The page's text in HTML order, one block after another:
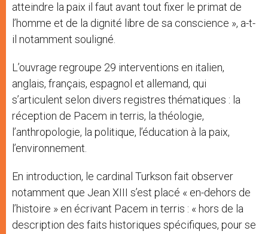
atteindre la paix il faut avant tout fixer le primat de
l’homme et de la dignité libre de sa conscience », a-t-
il notamment souligné.
L’ouvrage regroupe 29 interventions en italien,
anglais, français, espagnol et allemand, qui
s’articulent selon divers registres thématiques : la
réception de Pacem in terris, la théologie,
l’anthropologie, la politique, l’éducation à la paix,
l’environnement.
En introduction, le cardinal Turkson fait observer
notamment que Jean XIII s’est placé « en-dehors de
l’histoire » en écrivant Pacem in terris : « hors de la
description des faits historiques spécifiques, pour se